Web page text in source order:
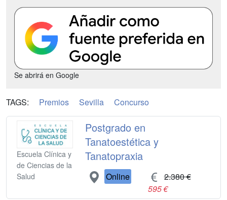
Se abrirá en Google
TAGS: Premios Sevilla Concurso
Escuela Clínica y
de Ciencias de la
Salud
Postgrado en
Tanatoestética y
Tanatopraxia
Online
2.380 €
595 €